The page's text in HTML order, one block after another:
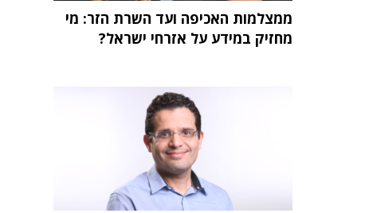
ממצלמות האכיפה ועד השרת הזר: מי
מחזיק במידע על אזרחי ישראל?